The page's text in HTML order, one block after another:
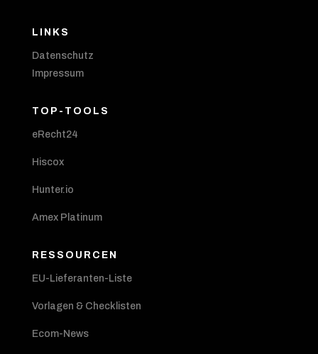
LINKS
Datenschutz
Impressum
TOP-TOOLS
eRecht24
Hiscox
Hunter.io
Amex Platinum
RESSOURCEN
EU-Lieferanten-Liste
Vorlagen & Checklisten
Ecom-News